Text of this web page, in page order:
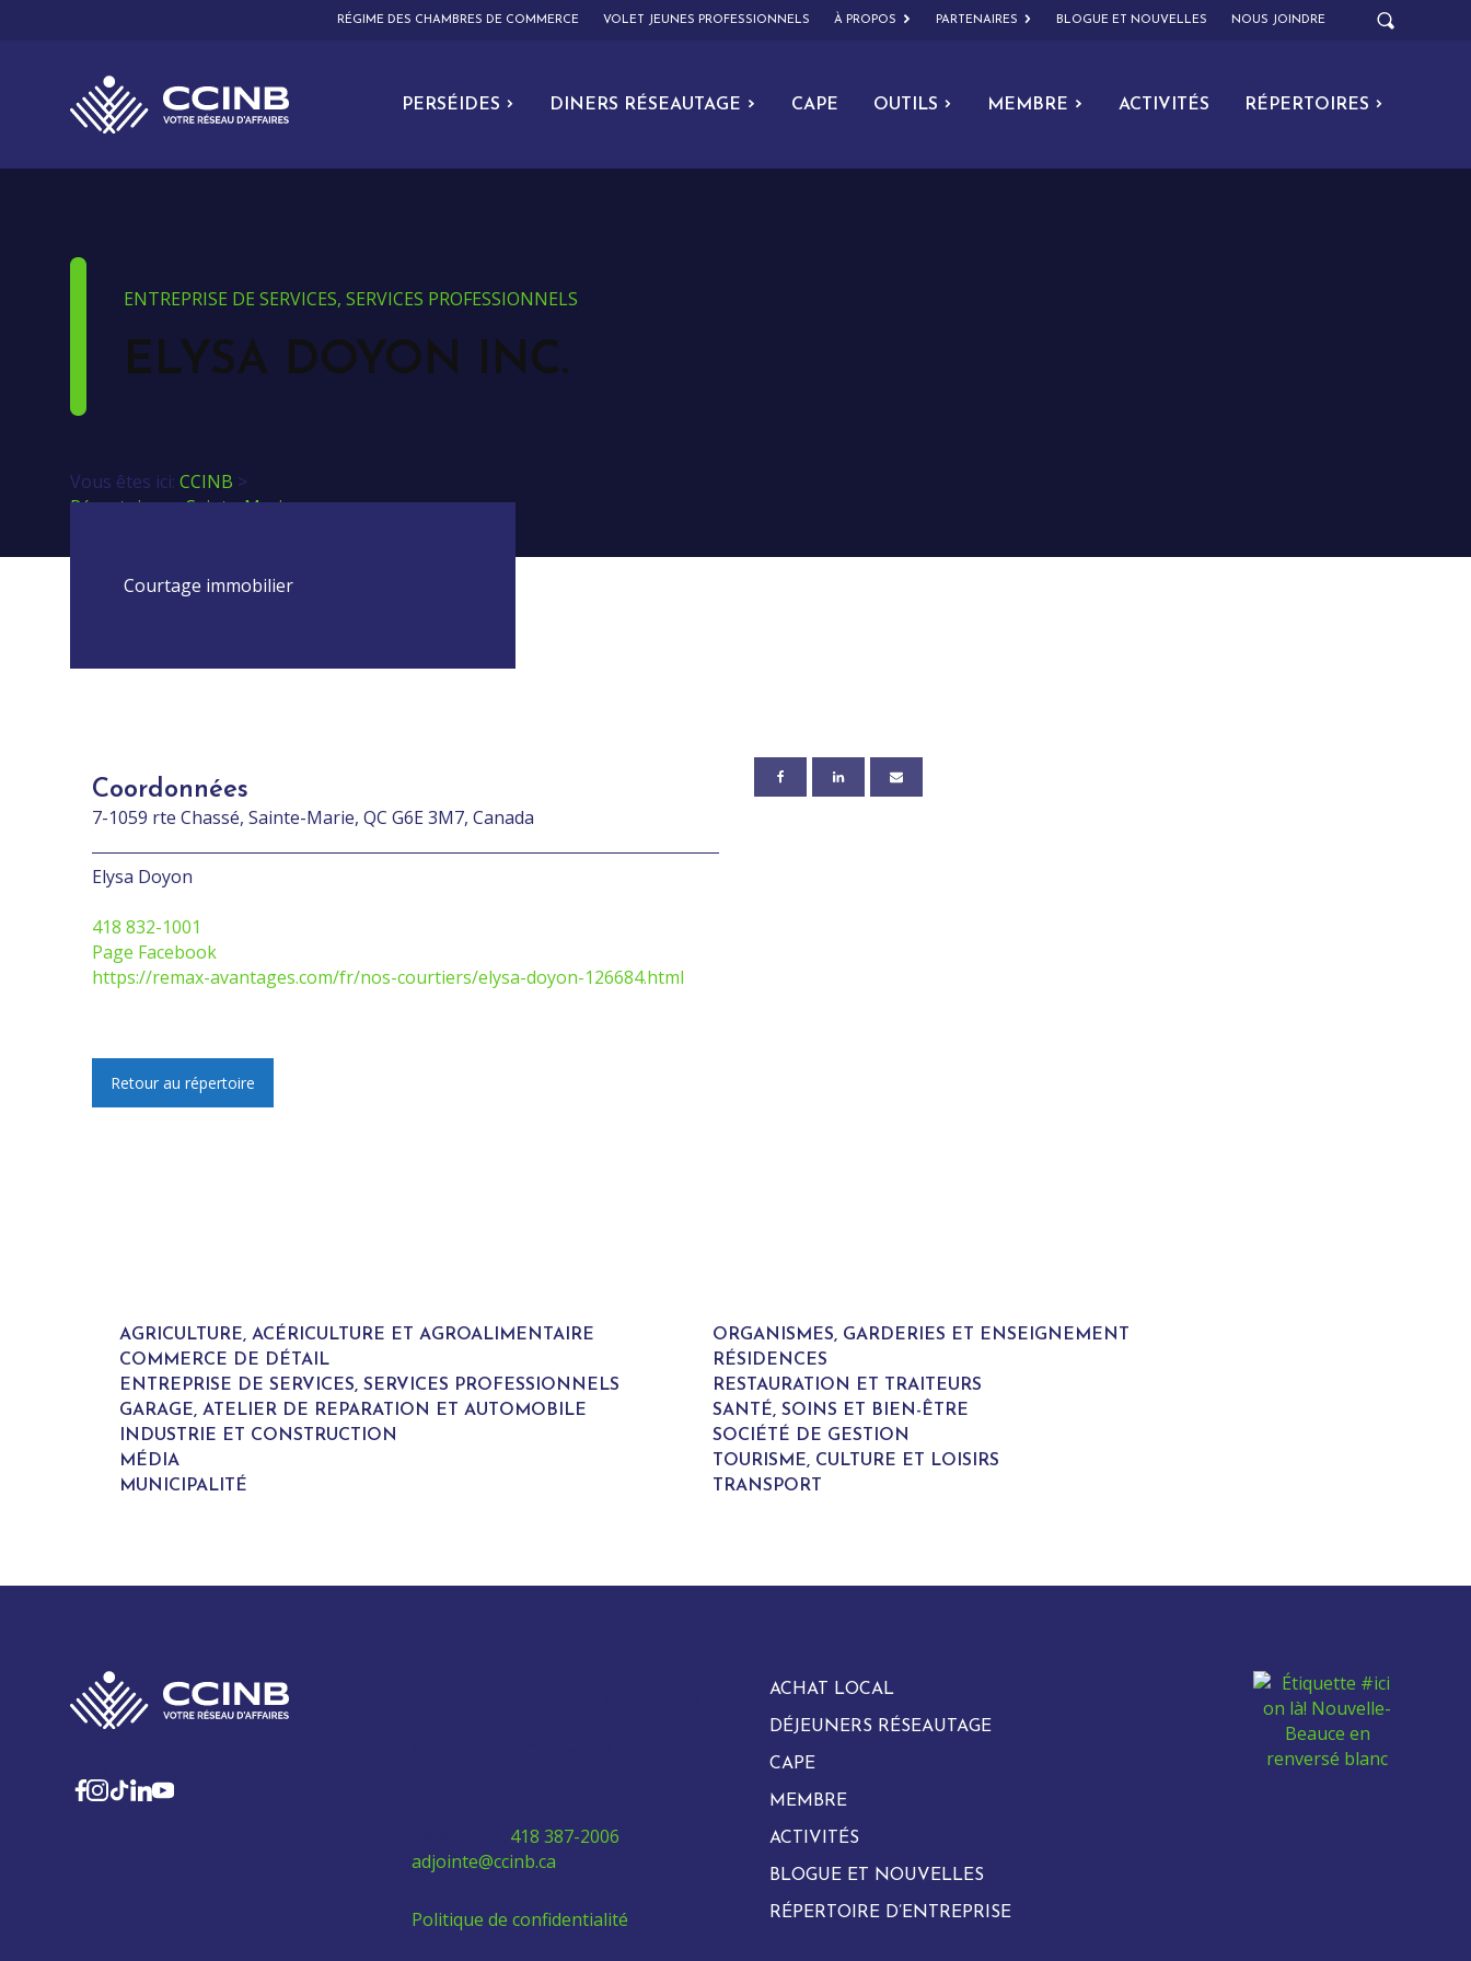
RÉGIME DES CHAMBRES DE COMMERCE VOLET JEUNES PROFESSIONNELS À PROPOS PARTENAIRES BLOGUE ET NOUVELLES NOUS JOINDRE
PERSÉIDES DINERS RÉSEAUTAGE CAPE OUTILS MEMBRE ACTIVITÉS RÉPERTOIRES
ENTREPRISE DE SERVICES, SERVICES PROFESSIONNELS
ELYSA DOYON INC.
Vous êtes ici: CCINB >
Répertoires>Sainte-Marie
Courtage immobilier
Coordonnées
7-1059 rte Chassé, Sainte-Marie, QC G6E 3M7, Canada
Elysa Doyon
418 832-1001
Page Facebook
https://remax-avantages.com/fr/nos-courtiers/elysa-doyon-126684.html
Retour au répertoire
AGRICULTURE, ACÉRICULTURE ET AGROALIMENTAIRE
ORGANISMES, GARDERIES ET ENSEIGNEMENT
COMMERCE DE DÉTAIL
RÉSIDENCES
ENTREPRISE DE SERVICES, SERVICES PROFESSIONNELS
RESTAURATION ET TRAITEURS
GARAGE, ATELIER DE REPARATION ET AUTOMOBILE
SANTÉ, SOINS ET BIEN-ÊTRE
INDUSTRIE ET CONSTRUCTION
SOCIÉTÉ DE GESTION
MÉDIA
TOURISME, CULTURE ET LOISIRS
MUNICIPALITÉ
TRANSPORT
418 387-2006
adjointe@ccinb.ca
Politique de confidentialité
ACHAT LOCAL
DÉJEUNERS RÉSEAUTAGE
CAPE
MEMBRE
ACTIVITÉS
BLOGUE ET NOUVELLES
RÉPERTOIRE D’ENTREPRISE